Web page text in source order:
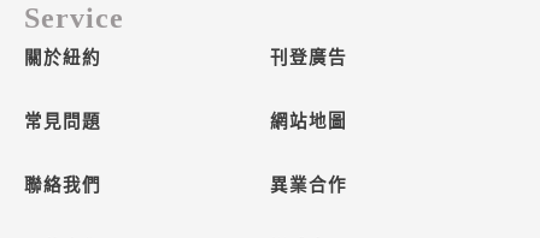
Service
關於紐約
常見問題
聯絡我們
刊登廣告
網站地圖
異業合作